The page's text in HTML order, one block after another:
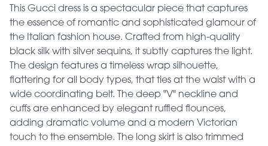
This Gucci dress is a spectacular piece that captures
the essence of romantic and sophisticated glamour of
the Italian fashion house. Crafted from high-quality
black silk with silver sequins, it subtly captures the light.
The design features a timeless wrap silhouette,
flattering for all body types, that ties at the waist with a
wide coordinating belt. The deep "V" neckline and
cuffs are enhanced by elegant ruffled flounces,
adding dramatic volume and a modern Victorian
touch to the ensemble. The long skirt is also trimmed